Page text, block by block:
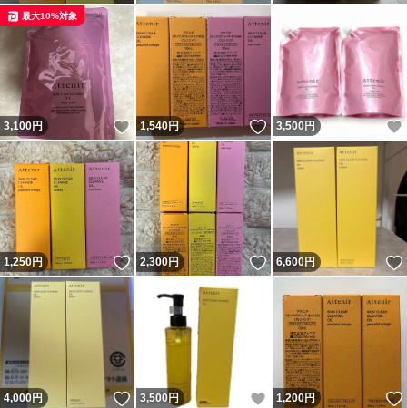
3,100円 いいね！
最大10%対象
1,540円 いいね！
3,500円
1,250円 いいね！
2,300円 いいね！
6,600円
4,000円 いいね！
3,500円 いいね！
1,200円